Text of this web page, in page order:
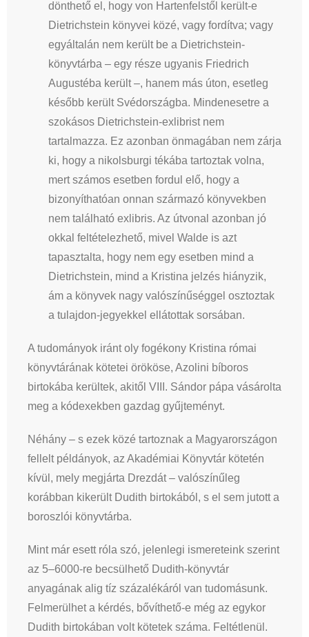
dönthető el, hogy von Hartenfelstől került-e
Dietrichstein könyvei közé, vagy fordítva; vagy
egyáltalán nem került be a Dietrichstein-
könyvtárba – egy része ugyanis Friedrich
Augustéba került –, hanem más úton, esetleg
később került Svédországba. Mindenesetre a
szokásos Dietrichstein-exlibrist nem
tartalmazza. Ez azonban önmagában nem zárja
ki, hogy a nikolsburgi tékába tartoztak volna,
mert számos esetben fordul elő, hogy a
bizonyíthatóan onnan származó könyvekben
nem található exlibris. Az útvonal azonban jó
okkal feltételezhető, mivel Walde is azt
tapasztalta, hogy nem egy esetben mind a
Dietrichstein, mind a Kristina jelzés hiányzik,
ám a könyvek nagy valószínűséggel osztoztak
a tulajdon-jegyekkel ellátottak sorsában.
A tudományok iránt oly fogékony Kristina római
könyvtárának kötetei örököse, Azolini bíboros
birtokába kerültek, akitől VIII. Sándor pápa vásárolta
meg a kódexekben gazdag gyűjteményt.
Néhány – s ezek közé tartoznak a Magyarországon
fellelt példányok, az Akadémiai Könyvtár kötetén
kívül, mely megjárta Drezdát – valószínűleg
korábban kikerült Dudith birtokából, s el sem jutott a
boroszlói könyvtárba.
Mint már esett róla szó, jelenlegi ismereteink szerint
az 5–6000-re becsülhető Dudith-könyvtár
anyagának alig tíz százalékáról van tudomásunk.
Felmerülhet a kérdés, bővíthető-e még az egykor
Dudith birtokában volt kötetek száma. Feltétlenül.